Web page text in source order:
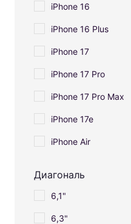
iPhone 16
iPhone 16 Plus
iPhone 17
iPhone 17 Pro
iPhone 17 Pro Max
iPhone 17e
iPhone Air
Диагональ
6,1"
6,3"